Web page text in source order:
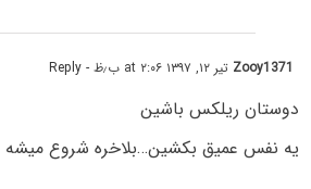
Zooy1371 تیر ۱۲, ۱۳۹۷ at ۲:۰۶ ب٫ظ - Reply
دوستان ریلکس باشین
یه نفس عمیق بکشین…بلاخره شروع میشه